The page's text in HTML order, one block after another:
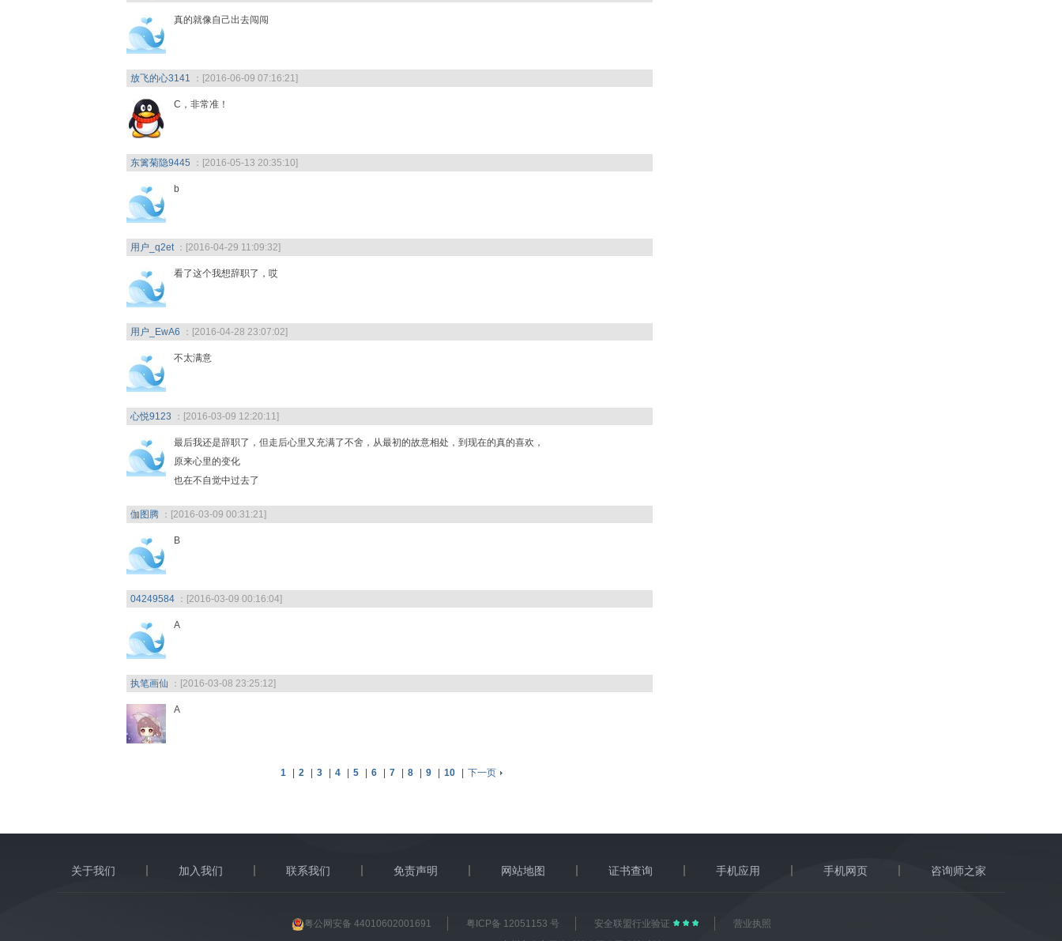
真的就像自己出去闯闯
放飞的心3141 ：[2016-06-09 07:16:21]
C，非常准！
东篱菊隐9445 ：[2016-05-13 20:35:10]
b
用户_q2et ：[2016-04-29 11:09:32]
看了这个我想辞职了，哎
用户_EwA6 ：[2016-04-28 23:07:02]
不太满意
心悦9123 ：[2016-03-09 12:20:11]
最后我还是辞职了，但走后心里又充满了不舍，从最初的故意相处，到现在的真的喜欢，
原来心里的变化
也在不自觉中过去了
伽图腾 ：[2016-03-09 00:31:21]
B
04249584 ：[2016-03-09 00:16:04]
A
执笔画仙 ：[2016-03-08 23:25:12]
A
1 | 2 | 3 | 4 | 5 | 6 | 7 | 8 | 9 | 10 | 下一页
关于我们 加入我们 联系我们 免责声明 网站地图 证书查询 手机应用 手机网页 咨询师之家
粤公网安备 44010602001691 粤ICP备 12051153 号 安全联盟行业验证
营业执照